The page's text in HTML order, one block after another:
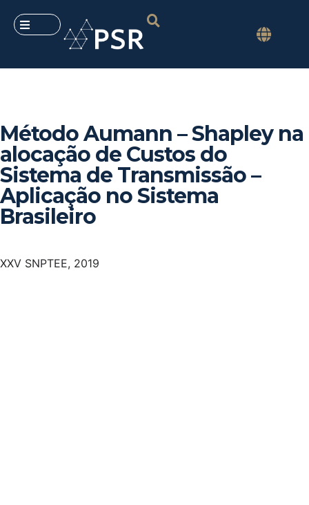
Método Aumann – Shapley na
alocação de Custos do
Sistema de Transmissão –
Aplicação no Sistema
Brasileiro
XXV SNPTEE, 2019